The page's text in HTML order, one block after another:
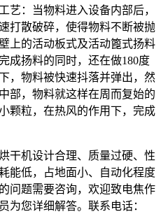
艺：当物料进入设备内部后，
打散破碎，使得物料不断被抛
上的活动板式及活动篦式扬料
成扬料的同时，还在做180度
，物料被快速抖落并弹出，然
部，物料就这样在周而复始的
颗粒，在热风的作用下，完成
机设计合理、质量过硬、性
能低，占地面小、自动化程度
问题需要咨询，欢迎致电焦作
为您详细解答。联系电话：